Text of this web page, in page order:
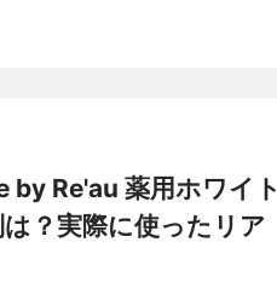
Re'au 薬用ホワイト
？実際に使ったリア